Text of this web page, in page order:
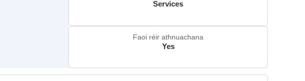
Services
Faoi réir athnuachana
Yes